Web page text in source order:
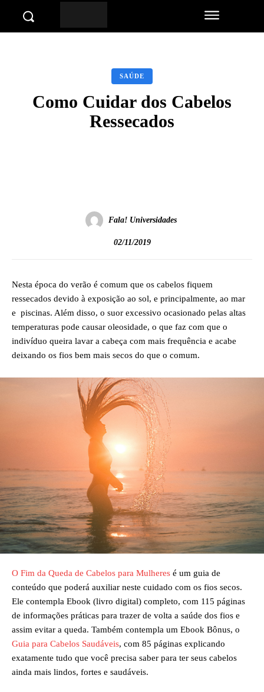
SAÚDE
Como Cuidar dos Cabelos
Ressecados
Fala! Universidades
02/11/2019
Nesta época do verão é comum que os cabelos fiquem
ressecados devido à exposição ao sol, e principalmente, ao mar
e piscinas. Além disso, o suor excessivo ocasionado pelas altas
temperaturas pode causar oleosidade, o que faz com que o
indivíduo queira lavar a cabeça com mais frequência e acabe
deixando os fios bem mais secos do que o comum.
O Fim da Queda de Cabelos para Mulheres é um guia de
conteúdo que poderá auxiliar neste cuidado com os fios secos.
Ele contempla Ebook (livro digital) completo, com 115 páginas
de informações práticas para trazer de volta a saúde dos fios e
assim evitar a queda. Também contempla um Ebook Bônus, o
Guia para Cabelos Saudáveis, com 85 páginas explicando
exatamente tudo que você precisa saber para ter seus cabelos
ainda mais lindos, fortes e saudáveis.